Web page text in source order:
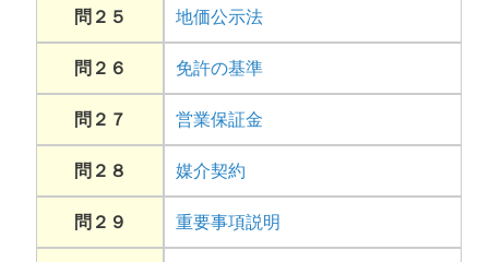
問２５ 地価公示法
問２６ 免許の基準
問２７ 営業保証金
問２８ 媒介契約
問２９ 重要事項説明